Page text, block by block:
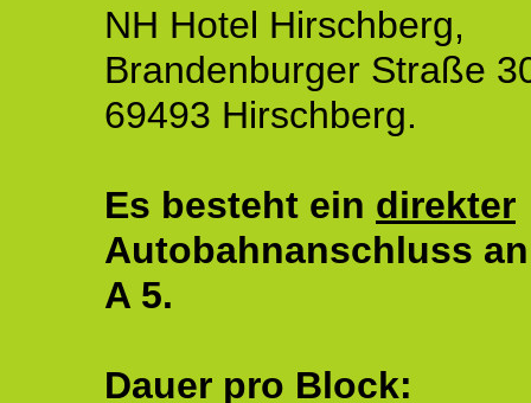
NH Hotel Hirschberg,
Brandenburger Straße
69493 Hirschberg.
Es besteht ein direkter
Autobahnanschluss
A 5.
Dauer pro Block: